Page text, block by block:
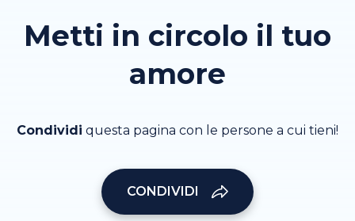
Metti in circolo il tuo
amore
Condividi questa pagina con le persone a cui tieni!
CONDIVIDI